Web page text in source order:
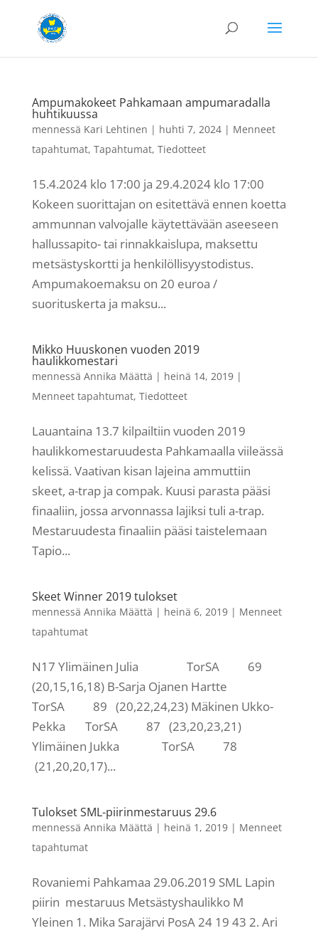
Ampumakokeet Pahkamaan ampumaradalla
huhtikuussa
mennessä Kari Lehtinen | huhti 7, 2024| Menneet
tapahtumat, Tapahtumat, Tiedotteet
15.4.2024 klo 17:00 ja 29.4.2024 klo 17:00
Kokeen suorittajan on esitettävä ennen koetta
ammunnan valvojalle käytettävään aseeseen
hallussapito- tai rinnakkaislupa, maksettu
metsästyskortti ja henkilöllisyystodistus.
Ampumakoemaksu on 20 euroa /
suorituskerta ja maksu...
Mikko Huuskonen vuoden 2019
haulikkomestari
mennessä Annika Määttä | heinä 14, 2019|
Menneet tapahtumat, Tiedotteet
Lauantaina 13.7 kilpailtiin vuoden 2019
haulikkomestaruudesta Pahkamaalla viileässä
kelissä. Vaativan kisan lajeina ammuttiin
skeet, a-trap ja compak. Kuusi parasta pääsi
finaaliin, jossa arvonnassa lajiksi tuli a-trap.
Mestaruudesta finaaliin pääsi taistelemaan
Tapio...
Skeet Winner 2019 tulokset
mennessä Annika Määttä | heinä 6, 2019| Menneet
tapahtumat
N17 Ylimäinen Julia TorSA 69
(20,15,16,18) B-Sarja Ojanen Hartte
TorSA 89 (20,22,24,23) Mäkinen Ukko-
Pekka TorSA 87 (23,20,23,21)
Ylimäinen Jukka TorSA 78
(21,20,20,17)...
Tulokset SML-piirinmestaruus 29.6
mennessä Annika Määttä | heinä 1, 2019| Menneet
tapahtumat
Rovaniemi Pahkamaa 29.06.2019 SML Lapin
piirin mestaruus Metsästyshaulikko M
Yleinen 1. Mika Sarajärvi PosA 24 19 43 2. Ari